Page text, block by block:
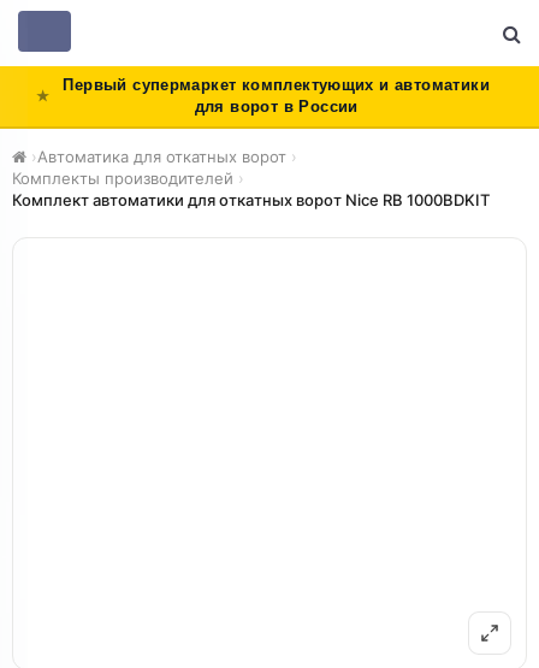
Первый супермаркет комплектующих и автоматики
для ворот в России
›Автоматика для откатных ворот ›
Комплекты производителей ›
Комплект автоматики для откатных ворот Nice RB 1000BDKIT